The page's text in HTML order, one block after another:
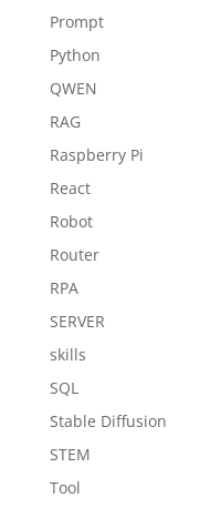
Prompt
Python
QWEN
RAG
Raspberry Pi
React
Robot
Router
RPA
SERVER
skills
SQL
Stable Diffusion
STEM
Tool